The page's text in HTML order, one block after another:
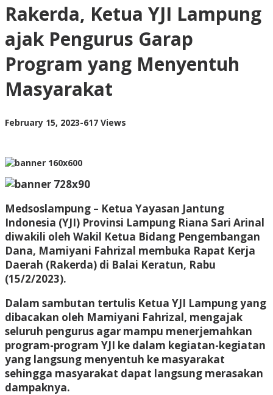
Lampung
ajak
Pengurus
Garap
Program
yang
Rakerda, Ketua YJI Lampung
ajak Pengurus Garap
Program yang Menyentuh
Masyarakat
February 15, 2023by
-617 Views
Medsoslampung – Ketua Yayasan Jantung
Indonesia (YJI) Provinsi Lampung Riana Sari Arinal
diwakili oleh Wakil Ketua Bidang Pengembangan
Dana, Mamiyani Fahrizal membuka Rapat Kerja
Daerah (Rakerda) di Balai Keratun, Rabu
(15/2/2023).
Dalam sambutan tertulis Ketua YJI Lampung yang
dibacakan oleh Mamiyani Fahrizal, mengajak
seluruh pengurus agar mampu menerjemahkan
program-program YJI ke dalam kegiatan-kegiatan
yang langsung menyentuh ke masyarakat
sehingga masyarakat dapat langsung merasakan
dampaknya.